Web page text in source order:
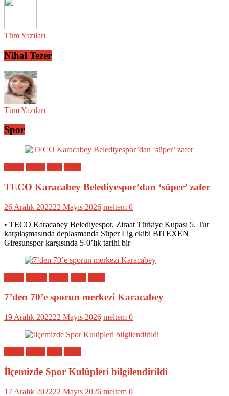
Tüm Yazıları
Nihal Tezer
Tüm Yazıları
Spor
TECO Karacabey Belediyespor’dan ‘süper’ zafer
26 Aralık 202222 Mayıs 2026 meltem 0
• TECO Karacabey Belediyespor, Ziraat Türkiye Kupası 5. Tur
karşılaşmasında deplasmanda Süper Lig ekibi BITEXEN
Giresunspor karşısında 5-0’lık tarihi bir
7’den 70’e sporun merkezi Karacabey
19 Aralık 202222 Mayıs 2026 meltem 0
İlçemizde Spor Kulüpleri bilgilendirildi
17 Aralık 202222 Mayıs 2026 meltem 0